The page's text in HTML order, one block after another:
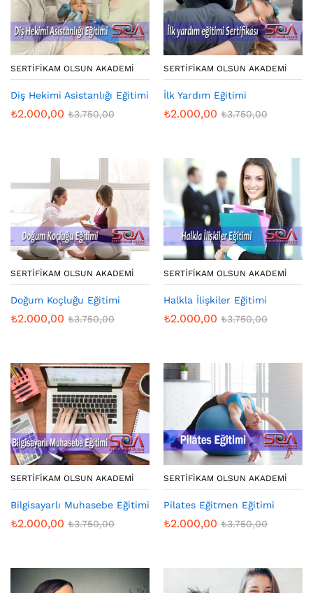
SERTIFIKAM OLSUN AKADEMI
Diş Hekimi Asistanlığı Eğitimi
₺2.000,00 ₺3.750,00
SERTIFIKAM OLSUN AKADEMI
İlk Yardım Eğitimi
₺2.000,00 ₺3.750,00
SERTIFIKAM OLSUN AKADEMI
Doğum Koçluğu Eğitimi
₺2.000,00 ₺3.750,00
SERTIFIKAM OLSUN AKADEMI
Halkla İlişkiler Eğitimi
₺2.000,00 ₺3.750,00
SERTIFIKAM OLSUN AKADEMI
Bilgisayarlı Muhasebe Eğitimi
₺2.000,00 ₺3.750,00
SERTIFIKAM OLSUN AKADEMI
Pilates Eğitmen Eğitimi
₺2.000,00 ₺3.750,00